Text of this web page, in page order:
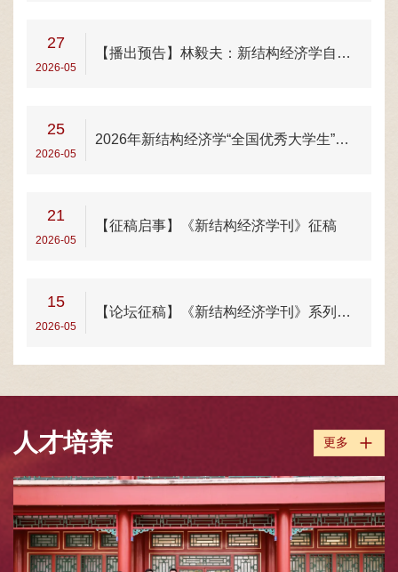
27
2026-05
【播出预告】林毅夫：新结构经济学自主知识体系构建及对青年学者的期盼
25
2026-05
2026年新结构经济学“全国优秀大学生”夏令营报名通知
21
2026-05
【征稿启事】《新结构经济学刊》征稿
15
2026-05
【论坛征稿】《新结构经济学刊》系列研讨会第1期：上海大学站
人才培养 更多